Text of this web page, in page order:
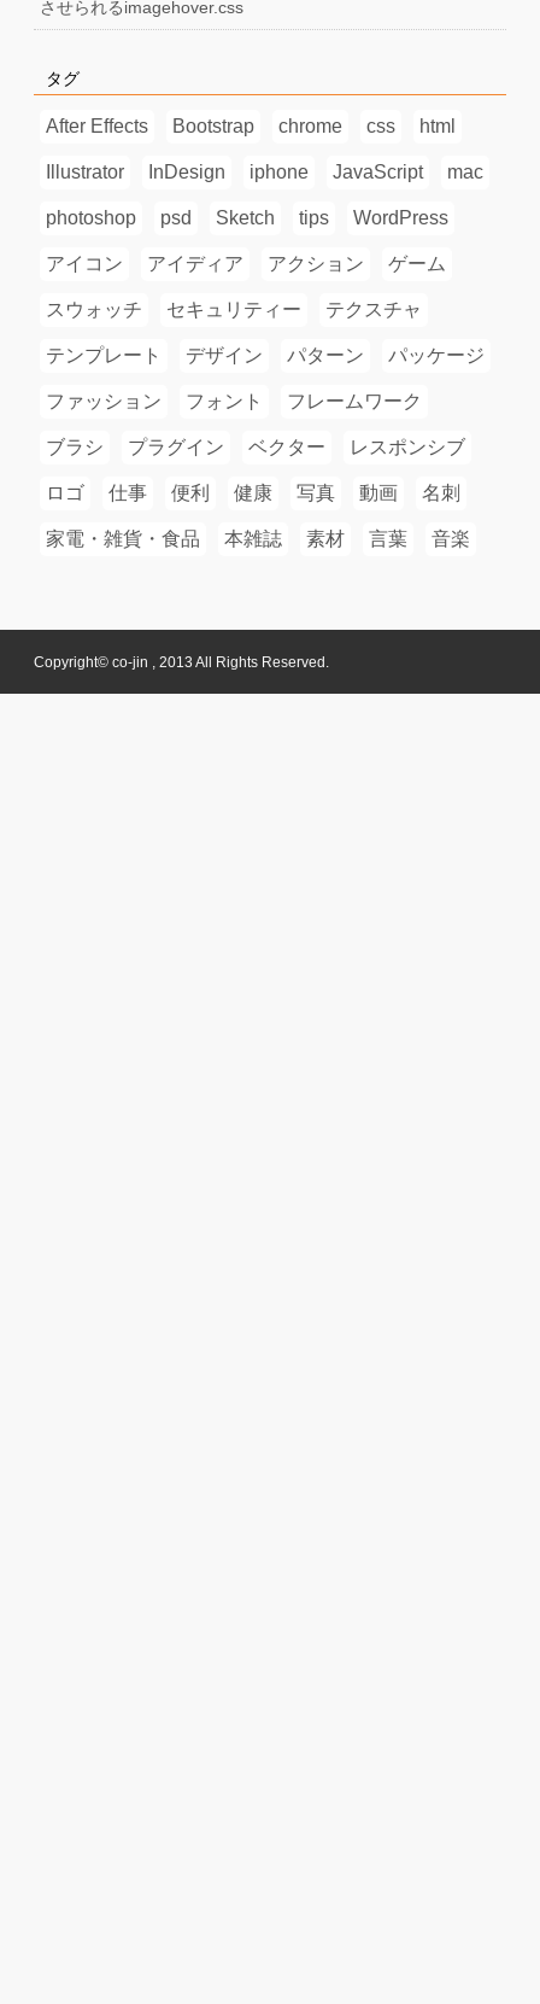
させられるimagehover.css
タグ
After Effects Bootstrap chrome css html
Illustrator InDesign iphone JavaScript mac
photoshop psd Sketch tips WordPress
アイコン アイディア アクション ゲーム
スウォッチ セキュリティー テクスチャ
テンプレート デザイン パターン パッケージ
ファッション フォント フレームワーク
ブラシ プラグイン ベクター レスポンシブ
ロゴ 仕事 便利 健康 写真 動画 名刺
家電・雑貨・食品 本雑誌 素材 言葉 音楽
Copyright© co-jin , 2013 All Rights Reserved.